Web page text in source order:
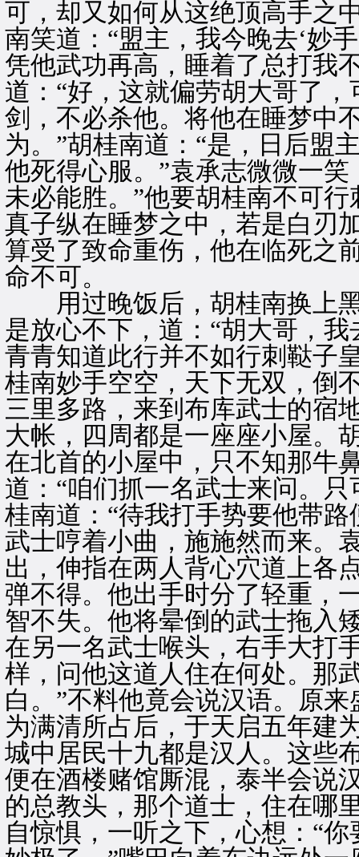
可，却又如何从这绝顶高手之
南笑道：“盟主，我今晚去‘妙
凭他武功再高，睡着了总打我
道：“好，这就偏劳胡大哥了
剑，不必杀他。将他在睡梦中
为。”胡桂南道：“是，日后盟
他死得心服。”袁承志微微一
未必能胜。”他要胡桂南不可
真子纵在睡梦之中，若是白刃
算受了致命重伤，他在临死之
命不可。
用过晚饭后，胡桂南换上黑
是放心不下，道：“胡大哥，
青青知道此行并不如行刺鞑子
桂南妙手空空，天下无双，倒
三里多路，来到布库武士的宿
大帐，四周都是一座座小屋。
在北首的小屋中，只不知那牛
道：“咱们抓一名武士来问。
桂南道：“待我打手势要他带
武士哼着小曲，施施然而来。
出，伸指在两人背心穴道上各
弹不得。他出手时分了轻重，
智不失。他将晕倒的武士拖入
在另一名武士喉头，右手大打
样，问他这道人住在何处。那
白。”不料他竟会说汉语。原
为满清所占后，于天启五年建
城中居民十九都是汉人。这些
便在酒楼赌馆厮混，泰半会说
的总教头，那个道士，住在哪
自惊惧，一听之下，心想：“